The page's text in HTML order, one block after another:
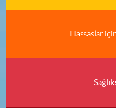
Hassaslar